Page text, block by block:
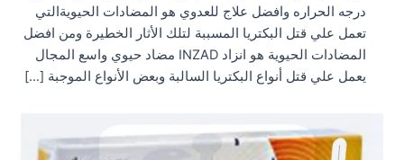
درجه الحراره وافضل علاج للعدوي هو المضادات الحيويةالتي
تعمل علي قتل البكتريا المسببة لتلك الأثار الخطيرة ومن افضل
المضادات الحيوية هو انزاد INZAD مضاد حيوي واسع المجال
يعمل علي قتل أنواع البكتريا السالبة وبعض الأنواع الموجبة […]